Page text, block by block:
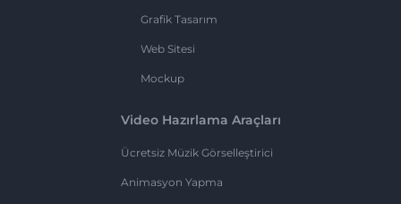
Grafik Tasarım
Web Sitesi
Mockup
Video Hazırlama Araçları
Ücretsiz Müzik Görselleştirici
Animasyon Yapma